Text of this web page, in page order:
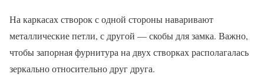
На каркасах створок с одной стороны наваривают
металлические петли, с другой — скобы для замка. Важно,
чтобы запорная фурнитура на двух створках располагалась
зеркально относительно друг друга.